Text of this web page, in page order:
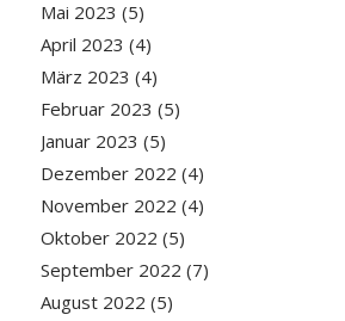
Mai 2023 (5)
April 2023 (4)
März 2023 (4)
Februar 2023 (5)
Januar 2023 (5)
Dezember 2022 (4)
November 2022 (4)
Oktober 2022 (5)
September 2022 (7)
August 2022 (5)